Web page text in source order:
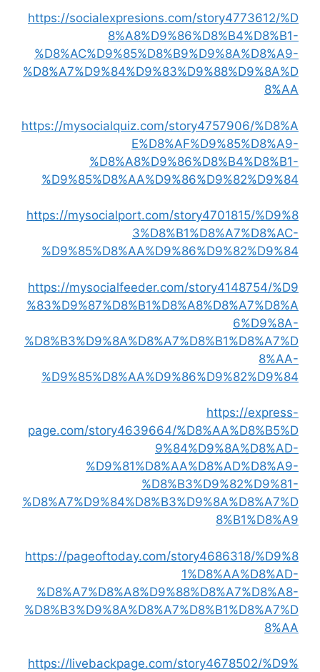
https://socialexpresions.com/story4773612/%D
8%A8%D9%86%D8%B4%D8%B1-
%D8%AC%D9%85%D8%B9%D9%8A%D8%A9-
%D8%A7%D9%84%D9%83%D9%88%D9%8A%D
8%AA
https://mysocialquiz.com/story4757906/%D8%A
E%D8%AF%D9%85%D8%A9-
%D8%A8%D9%86%D8%B4%D8%B1-
%D9%85%D8%AA%D9%86%D9%82%D9%84
https://mysocialport.com/story4701815/%D9%8
3%D8%B1%D8%A7%D8%AC-
%D9%85%D8%AA%D9%86%D9%82%D9%84
https://mysocialfeeder.com/story4148754/%D9
%83%D9%87%D8%B1%D8%A8%D8%A7%D8%A
6%D9%8A-
%D8%B3%D9%8A%D8%A7%D8%B1%D8%A7%D
8%AA-
%D9%85%D8%AA%D9%86%D9%82%D9%84
https://express-
page.com/story4639664/%D8%AA%D8%B5%D
9%84%D9%8A%D8%AD-
%D9%81%D8%AA%D8%AD%D8%A9-
%D8%B3%D9%82%D9%81-
%D8%A7%D9%84%D8%B3%D9%8A%D8%A7%D
8%B1%D8%A9
https://pageoftoday.com/story4686318/%D9%8
1%D8%AA%D8%AD-
%D8%A7%D8%A8%D9%88%D8%A7%D8%A8-
%D8%B3%D9%8A%D8%A7%D8%B1%D8%A7%D
8%AA
https://livebackpage.com/story4678502/%D9%